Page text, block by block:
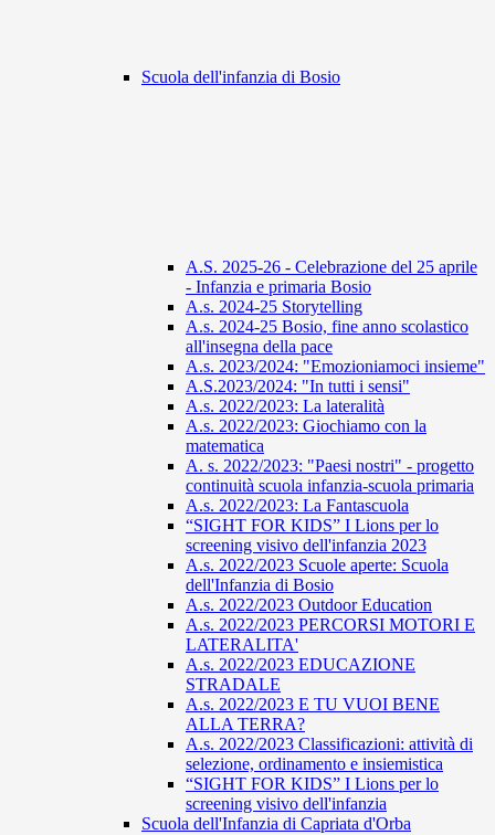
Scuola dell'infanzia di Bosio
A.S. 2025-26 - Celebrazione del 25 aprile
- Infanzia e primaria Bosio
A.s. 2024-25 Storytelling
A.s. 2024-25 Bosio, fine anno scolastico
all'insegna della pace
A.s. 2023/2024: "Emozioniamoci insieme"
A.S.2023/2024: "In tutti i sensi"
A.s. 2022/2023: La lateralità
A.s. 2022/2023: Giochiamo con la
matematica
A. s. 2022/2023: "Paesi nostri" - progetto
continuità scuola infanzia-scuola primaria
A.s. 2022/2023: La Fantascuola
“SIGHT FOR KIDS” I Lions per lo
screening visivo dell'infanzia 2023
A.s. 2022/2023 Scuole aperte: Scuola
dell'Infanzia di Bosio
A.s. 2022/2023 Outdoor Education
A.s. 2022/2023 PERCORSI MOTORI E
LATERALITA'
A.s. 2022/2023 EDUCAZIONE
STRADALE
A.s. 2022/2023 E TU VUOI BENE
ALLA TERRA?
A.s. 2022/2023 Classificazioni: attività di
selezione, ordinamento e insiemistica
“SIGHT FOR KIDS” I Lions per lo
screening visivo dell'infanzia
Scuola dell'Infanzia di Capriata d'Orba